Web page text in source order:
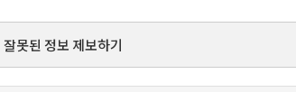
잘못된 정보 제보하기